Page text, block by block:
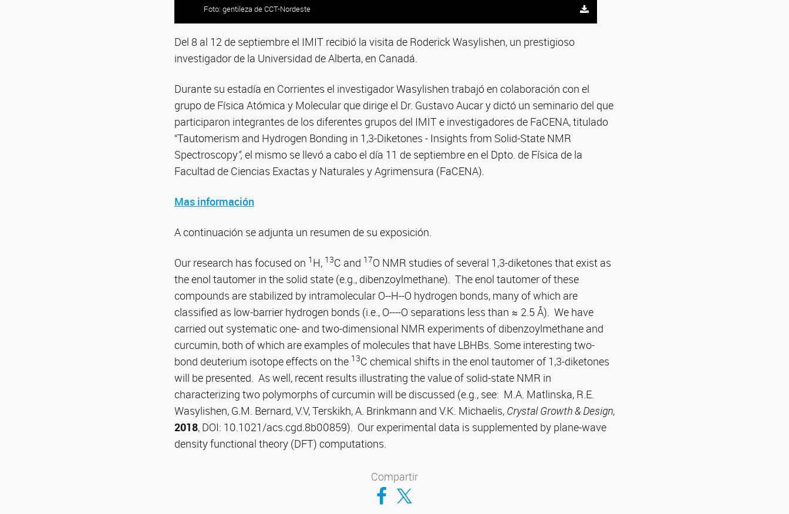
Foto: gentileza de CCT-Nordeste
Del 8 al 12 de septiembre el IMIT recibió la visita de Roderick Wasylishen, un prestigioso
investigador de la Universidad de Alberta, en Canadá.
Durante su estadía en Corrientes el investigador Wasylishen trabajó en colaboración con el
grupo de Física Atómica y Molecular que dirige el Dr. Gustavo Aucar y dictó un seminario del que
participaron integrantes de los diferentes grupos del IMIT e investigadores de FaCENA, titulado
“Tautomerism and Hydrogen Bonding in 1,3-Diketones - Insights from Solid-State NMR
Spectroscopy”, el mismo se llevó a cabo el día 11 de septiembre en el Dpto. de Física de la
Facultad de Ciencias Exactas y Naturales y Agrimensura (FaCENA).
Mas información
A continuación se adjunta un resumen de su exposición.
Our research has focused on 1 H, 13C and 17O NMR studies of several 1,3-diketones that exist as
the enol tautomer in the solid state (e.g., dibenzoylmethane). The enol tautomer of these
compounds are stabilized by intramolecular O--H--O hydrogen bonds, many of which are
classified as low-barrier hydrogen bonds (i.e., O----O separations less than ≈ 2.5 Å). We have
carried out systematic one- and two-dimensional NMR experiments of dibenzoylmethane and
curcumin, both of which are examples of molecules that have LBHBs. Some interesting two-
bond deuterium isotope effects on the 13C chemical shifts in the enol tautomer of 1,3-diketones
will be presented. As well, recent results illustrating the value of solid-state NMR in
characterizing two polymorphs of curcumin will be discussed (e.g., see: M.A. Matlinska, R.E.
Wasylishen, G.M. Bernard, V.V, Terskikh, A. Brinkmann and V.K. Michaelis, Crystal Growth & Design,
2018, DOI: 10.1021/acs.cgd.8b00859). Our experimental data is supplemented by plane-wave
density functional theory (DFT) computations.
Compartir
Compartir en Facebook
Compartir en Twitter